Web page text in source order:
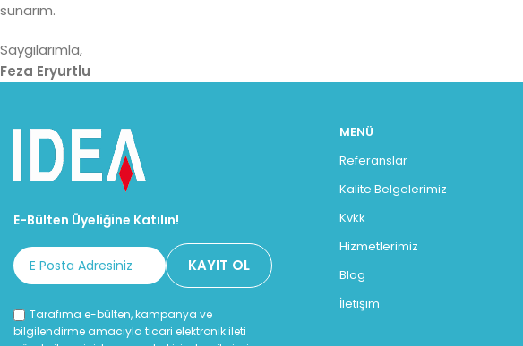
sunarım.
Saygılarımla,
Feza Eryurtlu
E-Bülten Üyeliğine Katılın!
Tarafıma e-bülten, kampanya ve
bilgilendirme amacıyla ticari elektronik ileti
MENÜ
Referanslar
Kalite Belgelerimiz
Kvkk
Hizmetlerimiz
Blog
İletişim